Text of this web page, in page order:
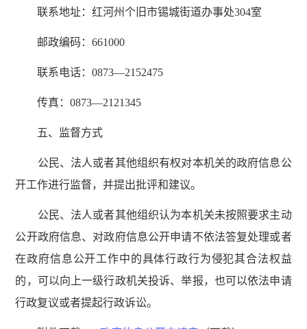
联系地址：红河州个旧市锡城街道办事处304室
邮政编码：661000
联系电话：0873—2152475
传真：0873—2121345
五、监督方式
公民、法人或者其他组织有权对本机关的政府信息公
开工作进行监督，并提出批评和建议。
公民、法人或者其他组织认为本机关未按照要求主动
公开政府信息、对政府信息公开申请不依法答复处理或者
在政府信息公开工作中的具体行政行为侵犯其合法权益
的，可以向上一级行政机关投诉、举报，也可以依法申请
行政复议或者提起行政诉讼。